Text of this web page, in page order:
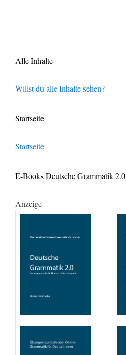
Alle Inhalte
Willst du alle Inhalte sehen?
Startseite
Startseite
E-Books Deutsche Grammatik 2.0
Anzeige